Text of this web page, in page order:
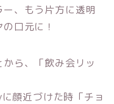
、もう片方に透明
口元に！
ら、「飲み会リッ
顔近づけた時「チョ